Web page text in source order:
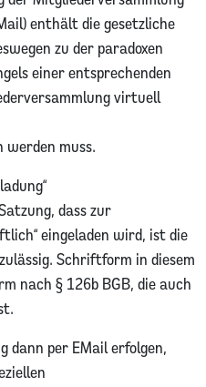
enthält die gesetzliche
zu der paradoxen
einer entsprechenden
virtuell
werden muss.
dass zur
eingeladen wird, ist die
Schriftform in diesem
nach § 126b BGB, die auch
dann per EMail erfolgen,